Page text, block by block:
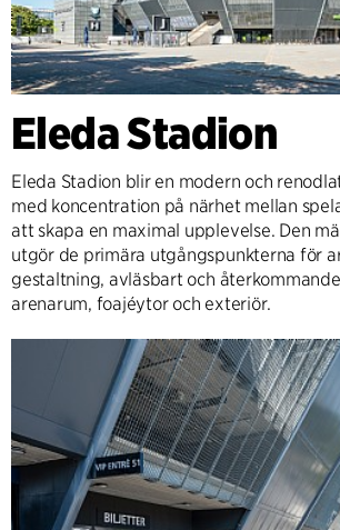
Eleda Stadion
Eleda Stadion blir en modern och
med koncentration på närhet mellan
att skapa en maximal upplevelse. Den
utgör de primära utgångspunkterna för
gestaltning, avläsbart och
arenarum, foajéytor och exteriör.